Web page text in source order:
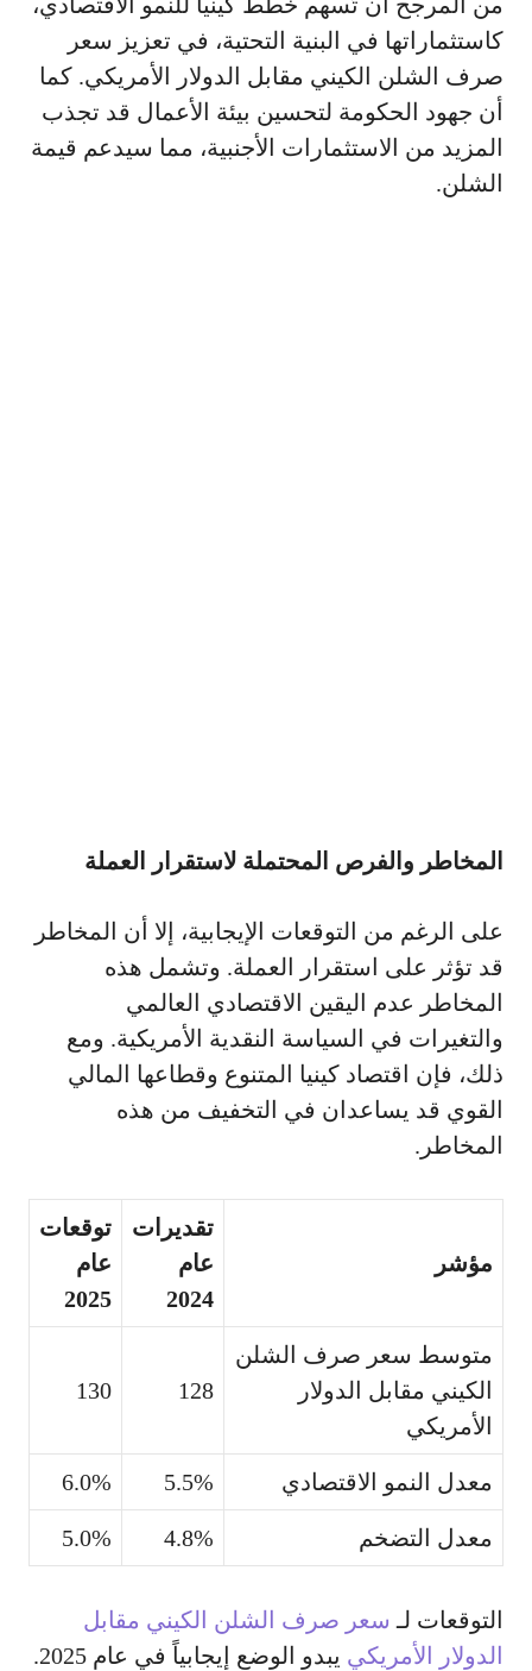
كاستثماراتها في البنية التحتية، في تعزيز سعر
صرف الشلن الكيني مقابل الدولار الأمريكي. كما
أن جهود الحكومة لتحسين بيئة الأعمال قد تجذب
المزيد من الاستثمارات الأجنبية، مما سيدعم قيمة
الشلن.
المخاطر والفرص المحتملة لاستقرار العملة
على الرغم من التوقعات الإيجابية، إلا أن المخاطر
قد تؤثر على استقرار العملة. وتشمل هذه
المخاطر عدم اليقين الاقتصادي العالمي
والتغيرات في السياسة النقدية الأمريكية. ومع
ذلك، فإن اقتصاد كينيا المتنوع وقطاعها المالي
القوي قد يساعدان في التخفيف من هذه
المخاطر.
مؤشر
تقديرات
عام
2024
توقعات
عام
2025
متوسط سعر صرف الشلن
الكيني مقابل الدولار
الأمريكي
128
130
معدل النمو الاقتصادي 5.5%
6.0%
معدل التضخم 4.8%
5.0%
التوقعات لـ سعر صرف الشلن الكيني مقابل
الدولار الأمريكي
يبدو الوضع إيجابياً في عام 2025.